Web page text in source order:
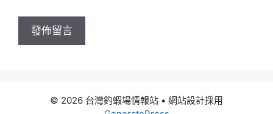
址
© 2026 台灣釣蝦場情報站 • 網站設計採用